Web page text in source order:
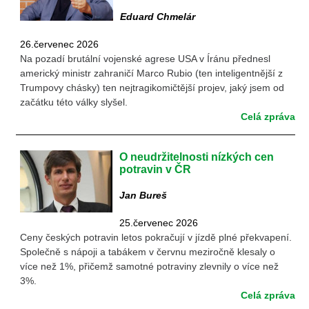
Eduard Chmelár
26.červenec 2026
Na pozadí brutální vojenské agrese USA v Íránu přednesl
americký ministr zahraničí Marco Rubio (ten inteligentnější z
Trumpovy chásky) ten nejtragikomičtější projev, jaký jsem od
začátku této války slyšel.
Celá zpráva
O neudržitelnosti nízkých cen
potravin v ČR
Jan Bureš
25.červenec 2026
Ceny českých potravin letos pokračují v jízdě plné překvapení.
Společně s nápoji a tabákem v červnu meziročně klesaly o
více než 1%, přičemž samotné potraviny zlevnily o více než
3%.
Celá zpráva